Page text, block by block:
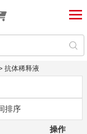
抗体稀释液
排序
操作